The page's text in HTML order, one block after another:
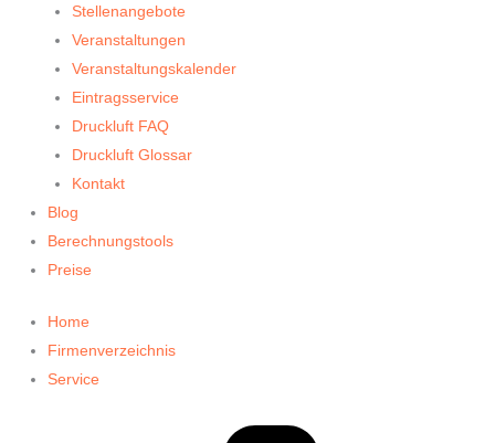
Stellenangebote
Veranstaltungen
Veranstaltungskalender
Eintragsservice
Druckluft FAQ
Druckluft Glossar
Kontakt
Blog
Berechnungstools
Preise
Home
Firmenverzeichnis
Service